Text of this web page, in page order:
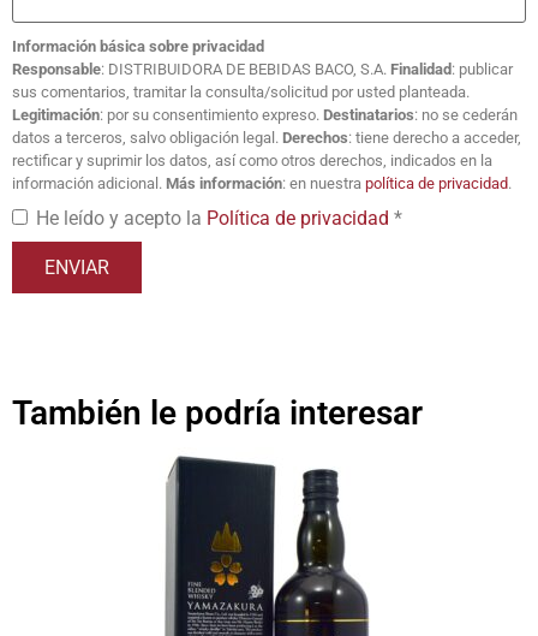
Información básica sobre privacidad
Responsable: DISTRIBUIDORA DE BEBIDAS BACO, S.A. Finalidad: publicar
sus comentarios, tramitar la consulta/solicitud por usted planteada.
Legitimación: por su consentimiento expreso. Destinatarios: no se cederán
datos a terceros, salvo obligación legal. Derechos: tiene derecho a acceder,
rectificar y suprimir los datos, así como otros derechos, indicados en la
información adicional. Más información: en nuestra política de privacidad.
He leído y acepto la Política de privacidad *
También le podría interesar